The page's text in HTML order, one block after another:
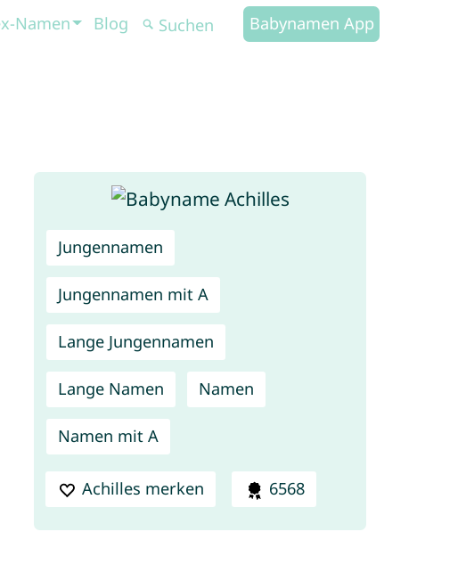
Namen Blog Babynamen App
Jungennamen
Jungennamen mit A
Lange Jungennamen
Lange Namen Namen
Namen mit A
Achilles merken 6568